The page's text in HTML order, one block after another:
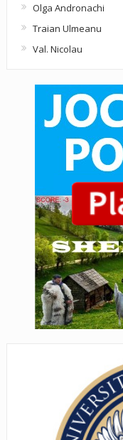
Olga Andronachi
Traian Ulmeanu
Val. Nicolau